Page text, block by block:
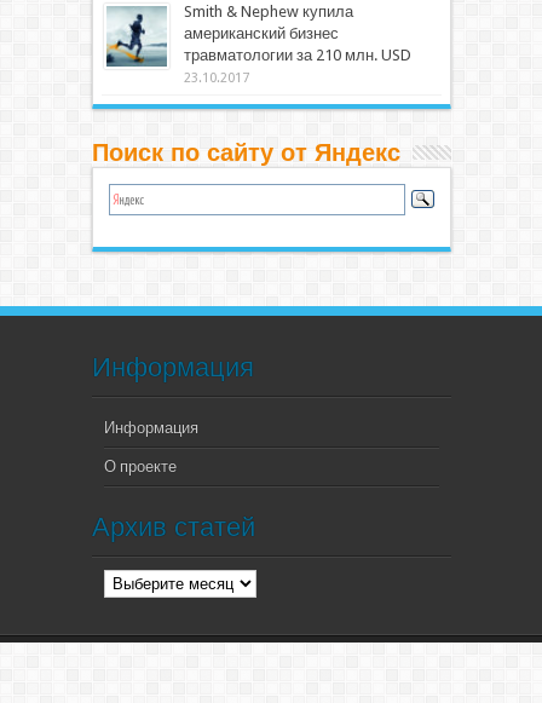
Smith & Nephew купила
американский бизнес
травматологии за 210 млн. USD
23.10.2017
Поиск по сайту от Яндекс
Информация
Информация
О проекте
Архив статей
Архив
статей